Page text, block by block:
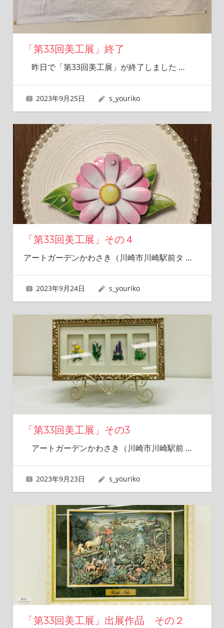
「第33回美工展」終了
昨日で「第33回美工展」が終了しました …
2023年9月25日 s_youriko
「第33回美工展」その４
アートガーデンかわさき（川崎市川崎駅前タ …
2023年9月24日 s_youriko
「第33回美工展」その3
アートガーデンかわさき（川崎市川崎駅前 …
2023年9月23日 s_youriko
「第33回美工展」出展作品 その２